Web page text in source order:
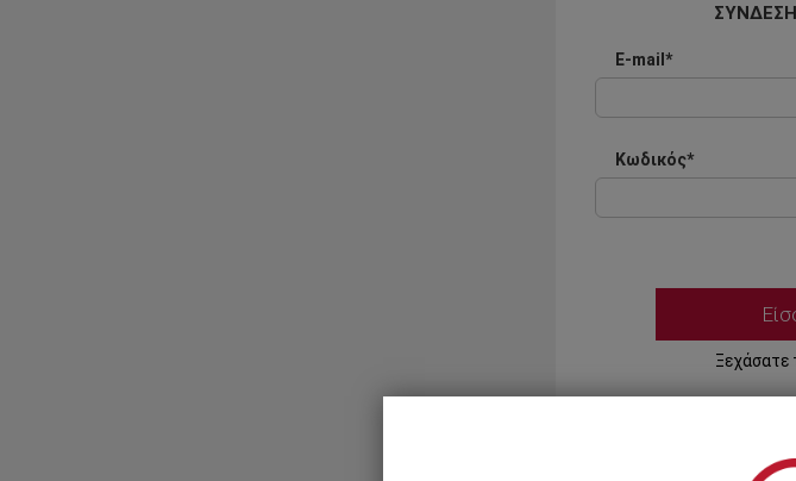
E-mail*
Κωδικός*
Ξεχάσατε